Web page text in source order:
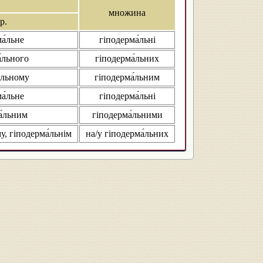
множина
гіподерма́льні
гіподерма́льних
гіподерма́льним
гіподерма́льні
гіподерма́льними
гіподерма́льнім на/у гіподерма́льних